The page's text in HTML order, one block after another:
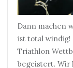
Dann machen
ist total
Triathlon
begeistert. Wir